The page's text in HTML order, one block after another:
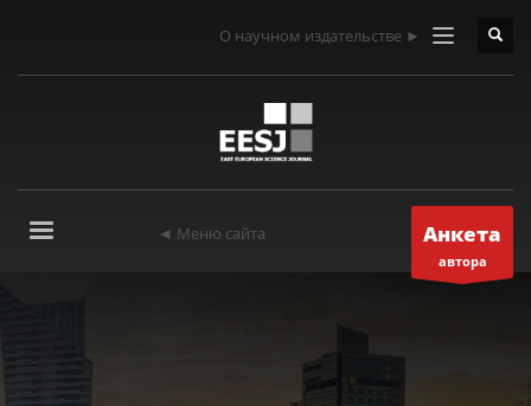
О научном издательстве ►
◄ Меню сайта Анкета
автора